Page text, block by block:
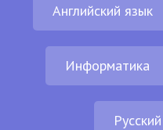
Английский язык
Информатика